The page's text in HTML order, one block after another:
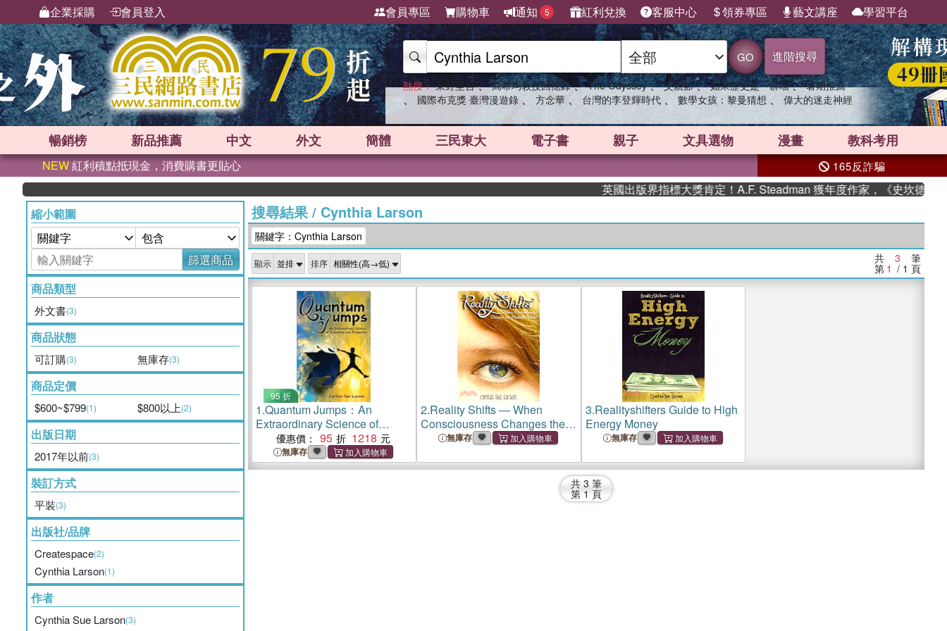
企業採購 會員登入 會員專區 購物車 通知 5 紅利兌換 客服中心 領券專區 藝文講座 學習平台
GO 進階搜尋
熱搜： 東野圭吾 、 高希均教授回憶錄 、 The Odyssey 、 父親節 、 如果歷史是一群喵 、 暑期推薦
、 國際布克獎 臺灣漫遊錄 、 方念華 、 台灣的李登輝時代 、 數學女孩：黎曼猜想 、 偉大的迷走神經
暢銷榜 新品推薦 中文 外文 簡體 三民東大 電子書 親子 文具選物 漫畫 教科考用
NEW紅利積點抵現金，消費購書更貼心 165反詐騙
英國出版界指標大獎肯定！A.F. Steadman 獲年度作家，《史坎德》系
縮小範圍
篩選商品
商品類型
外文書(3)
商品狀態
可訂購(3) 無庫存(3)
商品定價
$600~$799(1) $800以上(2)
出版日期
2017年以前(3)
裝訂方式
平裝(3)
出版社/品牌
Createspace(2)
Cynthia Larson(1)
作者
Cynthia Sue Larson(3)
搜尋結果/ Cynthia Larson
關鍵字：Cynthia Larson
顯示 排序 共 3 筆
第 1 / 1 頁
95 折
1.Quantum Jumps：An
Extraordinary Science of
Happiness and Prosperity
優惠價： 95 1218
無庫存
2.Reality Shifts ― When
Consciousness Changes the
Physical World
無庫存
3.Realityshifters Guide to High
Energy Money
無庫存
共 3 筆
第 1 頁